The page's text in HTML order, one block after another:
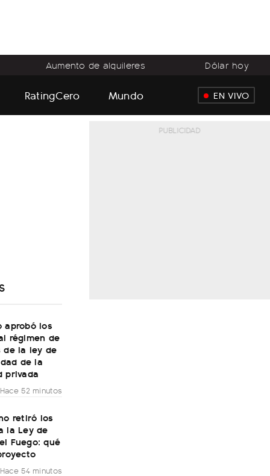
Aumento de alquileres Dólar hoy
RatingCero Mundo EN VIVO
aprobó los
régimen de
de la ley de
de la
privada
Hace 52 minutos
retiró los
la Ley de
Fuego: qué
Hace 54 minutos